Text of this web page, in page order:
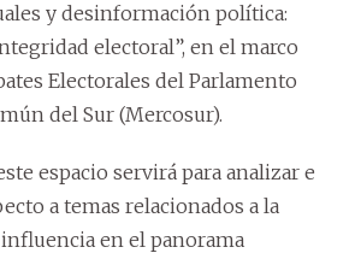
y desinformación política:
electoral”, en el marco
Electorales del Parlamento
del Sur (Mercosur).
espacio servirá para analizar e
a temas relacionados a la
en el panorama